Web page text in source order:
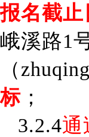
报名截止
峨溪路1
（
标 ；
3.2.4通